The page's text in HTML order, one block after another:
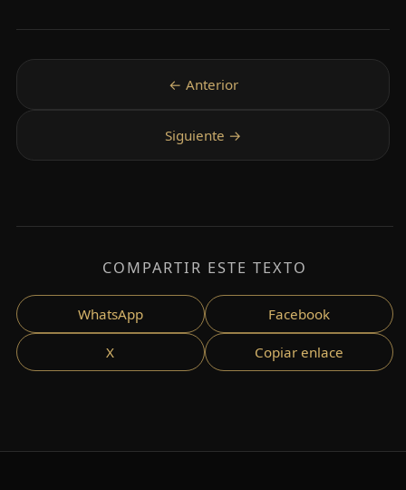
COMPARTIR ESTE TEXTO
WhatsApp Facebook
X Copiar enlace